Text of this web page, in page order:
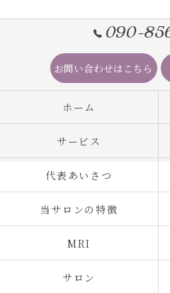
090-
お問い合わせはこちら
ホーム
サービス
代表あいさつ
当サロンの特徴
MRI
サロン